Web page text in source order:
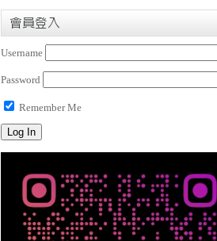
會員登入
Username
Password
Remember Me